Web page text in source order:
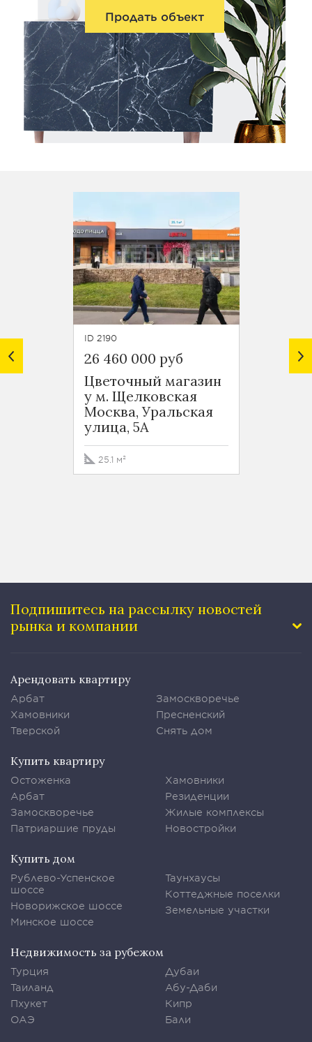
Продать объект
ID 2190
26 460 000 руб
Цветочный магазин
у м. Щелковская
Москва, Уральская
улица, 5А
25.1 м²
ID 7125
145
Подпишитесь на рассылку новостей
рынка и компании
Арендовать квартиру
Арбат
Хамовники
Тверской
Замоскворечье
Пресненский
Снять дом
Купить квартиру
Остоженка
Арбат
Замоскворечье
Патриаршие пруды
Хамовники
Резиденции
Жилые комплексы
Новостройки
Купить дом
Рублево-Успенское
шоссе
Новорижское шоссе
Минское шоссе
Таунхаусы
Коттеджные поселки
Земельные участки
Недвижимость за рубежом
Турция
Таиланд
Пхукет
ОАЭ
Дубаи
Абу-Даби
Кипр
Бали